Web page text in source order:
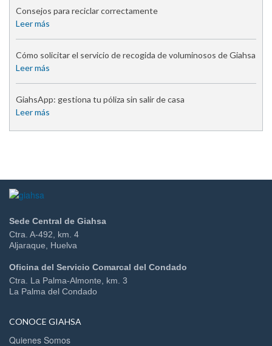
Consejos para reciclar correctamente
Leer más
Cómo solicitar el servicio de recogida de voluminosos de Giahsa
Leer más
GiahsApp: gestiona tu póliza sin salir de casa
Leer más
Sede Central de Giahsa
Ctra. A-492, km. 4
Aljaraque, Huelva
Oficina del Servicio Comarcal del Condado
Ctra. La Palma-Almonte, km. 3
La Palma del Condado
CONOCE GIAHSA
Quienes Somos